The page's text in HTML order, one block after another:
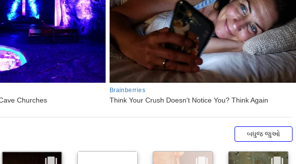
બધુજ જુઓ